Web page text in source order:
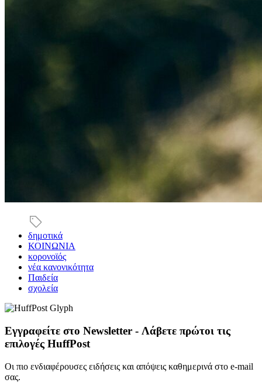
δημοτικά
ΚΟΙΝΩΝΙΑ
κορονοϊός
νέα κανονικότητα
Παιδεία
σχολεία
Εγγραφείτε στο Newsletter - Λάβετε πρώτοι τις
επιλογές HuffPost
Οι πιο ενδιαφέρουσες ειδήσεις και απόψεις καθημερινά στο e-mail
σας.